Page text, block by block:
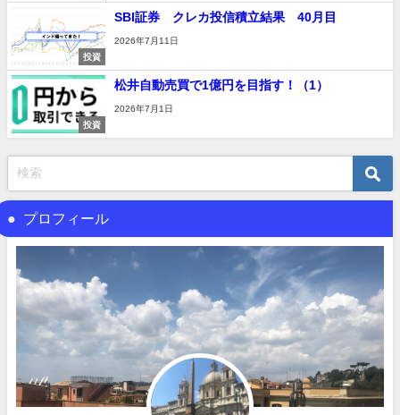
投資
SBI証券 クレカ投信積立結果 40月目
2026年7月11日
投資
松井自動売買で1億円を目指す！（1）
2026年7月1日
プロフィール